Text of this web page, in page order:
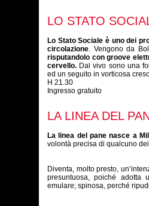
LO STATO
Lo Stato Sociale è uno dei
circolazione. Vengono da
risputandolo con groove
cervello. Dal vivo sono una
ed un seguito in vorticosa
H 21.30
Ingresso gratuito
LA LINEA DEL
La linea del pane nasce a
volontà precisa di qualcuno
Diventa, molto presto,
presuntuosa, poiché adotta
emulare; spinosa, perché